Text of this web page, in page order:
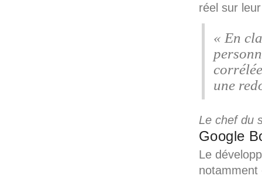
réel sur
« En
une
Le chef du
Google
Le
notamment